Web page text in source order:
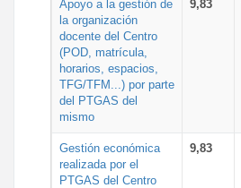
Apoyo a la gestión de
la organización
docente del Centro
(POD, matrícula,
horarios, espacios,
TFG/TFM...) por parte
del PTGAS del
mismo
9,83
Gestión económica
realizada por el
PTGAS del Centro
9,83